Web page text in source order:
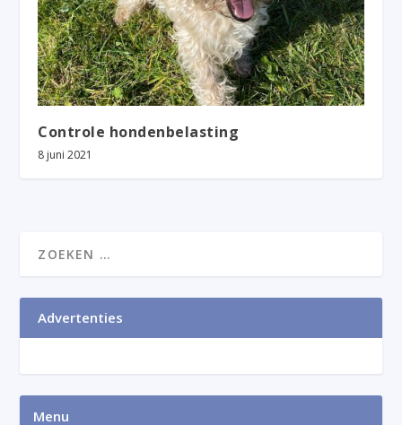
Controle hondenbelasting
8 juni 2021
Advertenties
Menu